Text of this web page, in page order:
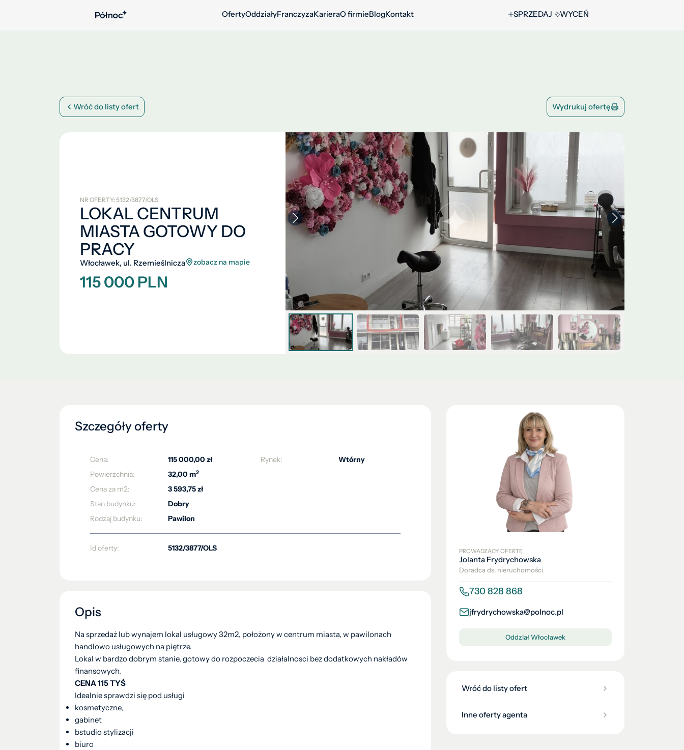
OfertyOddziałyFranczyzaKarieraO firmieBlogKontakt SPRZEDAJ WYCEŃ
Wróć do listy ofert Wydrukuj ofertę
NR OFERTY: 5132/3877/OLS
LOKAL CENTRUM
MIASTA GOTOWY DO
PRACY
Włocławek, ul. Rzemieślnicza zobacz na mapie
115 000 PLN
Szczegóły oferty
Cena:
115 000,00 zł
Powierzchnia:
32,00 m2
Cena za m2:
3 593,75 zł
Stan budynku:
Dobry
Rodzaj budynku:
Pawilon
Rynek: Wtórny
Id oferty: 5132/3877/OLS
Opis
Na sprzedaż lub wynajem lokal usługowy 32m2, położony w centrum miasta, w pawilonach
handlowo usługowych na piętrze.
Lokal w bardzo dobrym stanie, gotowy do rozpoczecia działalnosci bez dodatkowych nakładów
finansowych.
CENA 115 TYŚ
Idealnie sprawdzi się pod usługi
kosmetyczne,
gabinet
bstudio stylizacji
biuro
PROWADZĄCY OFERTĘ
Jolanta Frydrychowska
Doradca ds. nieruchomości
730 828 868
jfrydrychowska@polnoc.pl
Oddział Włocławek
Wróć do listy ofert
Inne oferty agenta